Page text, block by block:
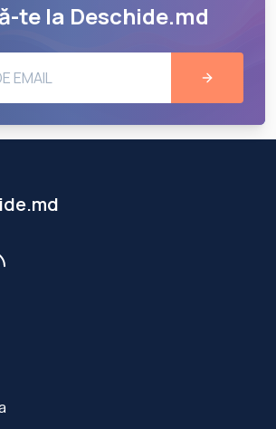
te la Deschide.md